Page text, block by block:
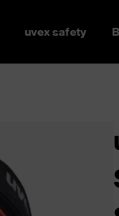
uvex safety